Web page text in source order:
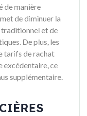
de manière
de diminuer la
traditionnel et de
De plus, les
tarifs de rachat
excédentaire, ce
supplémentaire.